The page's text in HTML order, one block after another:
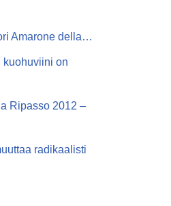
Amarone della…
on
Ripasso 2012 –
radikaalisti